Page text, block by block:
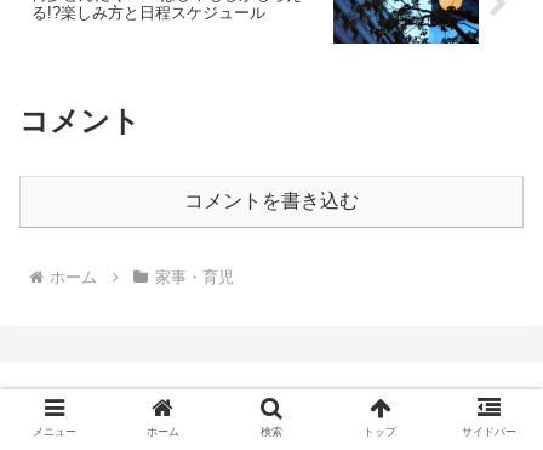
る!?楽しみ方と日程スケジュール
コメント
コメントを書き込む
ホーム 家事・育児
さくらのお部屋
メニュー ホーム 検索 トップ サイドバー